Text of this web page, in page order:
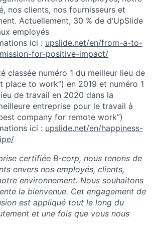
nos clients, nos fournisseurs et
Actuellement, 30 % de d’UpSlide
employés
ici : upslide.net/en/from-a-to-
for-positive-impact/
classée numéro 1 du meilleur lieu de
place to work”) en 2019 et numéro 1
de travail en 2020 dans la
entreprise pour le travail à
company for remote work”)
ici : upslide.net/en/happiness-
certifiée B-corp, nous tenons de
envers nos employés, clients,
environnement. Nous souhaitons
la bienvenue. Cet engagement de
est appliqué tout le long du
et une fois que vous nous